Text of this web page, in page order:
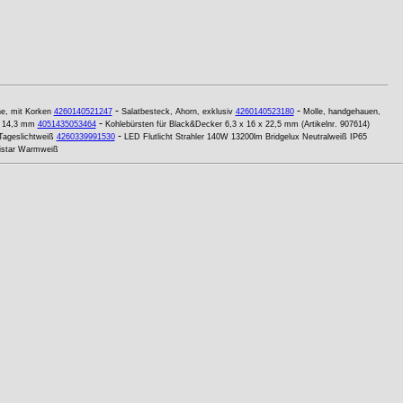
mit Korken 4260140521247- Salatbesteck, Ahorn, exklusiv 4260140523180- Molle, handgehauen,
mm 4051435053464- Kohlebürsten für Black&Decker 6,3 x 16 x 22,5 mm (Artikelnr. 907614)
4260339991530- LED Flutlicht Strahler 140W 13200lm Bridgelux Neutralweiß IP65
Warmweiß